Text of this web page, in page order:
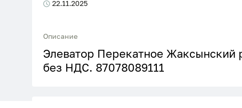
22.11.2025
Описание
Элеватор Перекатное Жаксынский
без НДС. 87078089111